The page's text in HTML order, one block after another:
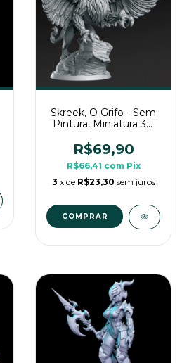
Skreek, O Grifo - Sem
Pintura, Miniatura 3D
Mesa
R$69,90
R$66,41 com Pix
3 x de R$23,30 sem juros